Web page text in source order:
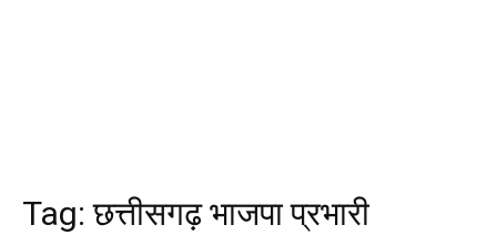
Tag:छत्तीसगढ़ भाजपा प्रभारी